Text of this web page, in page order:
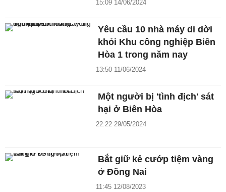
15:09 14/06/2024
Yêu cầu 10 nhà máy di dời
khỏi Khu công nghiệp Biên
Hòa 1 trong năm nay
13:50 11/06/2024
Một người bị 'tình địch' sát
hại ở Biên Hòa
22:22 29/05/2024
Bắt giữ kẻ cướp tiệm vàng
ở Đồng Nai
11:45 12/08/2023